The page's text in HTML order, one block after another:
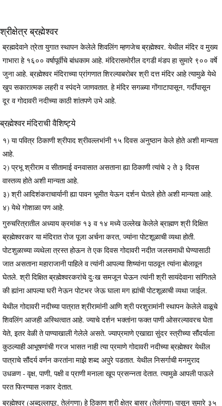
श्रीक्षेत्र ब्रह्मेश्वर
ब्रह्मदेवाने त्रेता युगात स्थापन केलेले शिवलिंग म्हणजेच ब्रह्मेश्वर. येथील मंदिर व मुख्य
गाभारा हे १६०० वर्षापूर्वीचे बांधकाम आहे. मंदिरासमोरील दगडी मंडप हा सुमारे ९०० वर्षे
जुना आहे. ब्रह्मेश्वर मंदिराच्या प्रांगणात शिरल्याबरोबर श्री दत्त मंदिर आहे त्यामुळे येथे
खुप सकारात्मक लहरी व स्पंदने जाणवतात. हे मंदिर सगळ्या गोंगाटापासून, गर्दीपासून
दूर व गोदावरी नदीच्या काठी शांतपणे उभे आहे.
ब्रह्मेश्वर मंदिराची वैशिष्ट्ये
१) या पवित्र ठिकाणी श्रीपाद श्रीवल्लभांनी १५ दिवस अनुष्ठान केले होते अशी मान्यता
आहे.
२) प्रभू श्रीराम व सीतामाई वनवासात असताना ह्या ठिकाणी त्यांचे २ ते ३ दिवस
वास्तव्य होते अशी मान्यता आहे.
३) श्री आदिशंकराचार्यानी ह्या पावन भूमीत येऊन दर्शन घेतले होते अशी मान्यता आहे.
४) येथे गोशाळा पण आहे.
गुरुचरित्रातील अध्याय क्रमांक १३ व १४ मध्ये उल्लेख केलेले ब्राह्मण श्री दिक्षित
ब्रह्मेश्वरकर या मंदिरात रोज पूजा अर्चना करत, ज्यांना पोटशूळाची व्यथा होती.
पोटशुळाच्या व्यथेला त्रस्त होऊन ते एक दिवस गोदावरी नदीत जलसमाधी घेण्यासाठी
जात असताना महाराजानी पाहिले व त्यांनी आपल्या शिष्यांना पाठवून त्यांना बोलावून
घेतले. श्री दिक्षित ब्रह्मेश्वरकरांचे दुःख समजून घेऊन त्यांनी श्री सायंदेवाना सांगितले
की ह्यांना आपल्या घरी नेऊन पोटभर जेऊ घाला मग ह्यांची पोटशूळाची व्यथा जाईल.
येथील गोदावरी नदीच्या पात्रात श्रीरामांनी आणि श्री परशुरामांनी स्थापन केलेले वाळूचे
शिवलिंग आजही अस्थित्वात आहे. ज्याचे दर्शन भक्तांना फक्त पाणी ओसरल्यावरच घेता
येते, इतर वेळी ते पाण्याखाली गेलेले असते. ज्याप्रमाणे एखाद्या सुंदर स्त्रीच्या सौंदर्याला
कुठल्याही आभूषणांची गरज भासत नाही त्या प्रमाणे गोदावरी नदीच्या ब्रह्मेश्वर येथील
पात्राचे सौंदर्य वर्णन करतांना माझे शब्द अपुरे पडतात. येथील निसर्गाची मनमुराद
उधळण - वृक्ष, पाणी, पक्षी व प्राणी मनाला खूप प्रसन्नता देतात. त्यामुळे आपली पाऊले
परत फिरण्यास नकार देतात.
ब्रह्मेश्वर (अब्दुल्लापूर, तेलंगणा) हे ठिकाण श्री क्षेत्र बासर (तेलंगणा) पासून सुमारे ३५